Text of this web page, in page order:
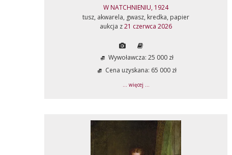
W NATCHNIENIU, 1924
tusz, akwarela, gwasz, kredka, papier
aukcja z21 czerwca 2026
Wywoławcza: 25 000 zł
Cena uzyskana: 65 000 zł
... więcej ...